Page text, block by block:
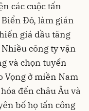
các cuộc tấn
Đỏ, làm gián
giá dầu tăng
công ty vận
và chọn tuyến
Vọng ở miền Nam
đến châu Âu và
bố họ tấn công